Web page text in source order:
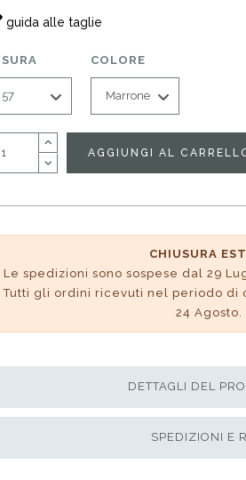
guida alle taglie
COLORE
AGGIUNGI AL
CHIUSURA
Le spedizioni sono sospese dal 29
Tutti gli ordini ricevuti nel periodo di
24 Agosto.
SPEDIZIONI E
DETTAGLI DEL